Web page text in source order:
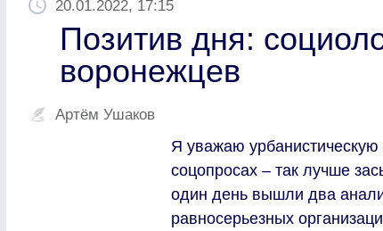
20.01.2022, 17:15
Позитив дня:
воронежцев
Артём Ушаков
Я уважаю урбанистическую
соцопросах – так лучше
один день вышли два
равносерьезных